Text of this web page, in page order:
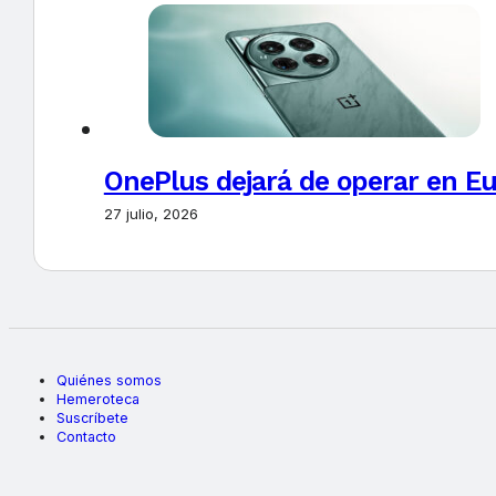
OnePlus dejará de operar en
27 julio, 2026
Quiénes somos
Hemeroteca
Suscríbete
Contacto